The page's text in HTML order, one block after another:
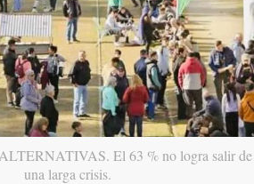
El 63 % no logra salir de
una larga crisis.